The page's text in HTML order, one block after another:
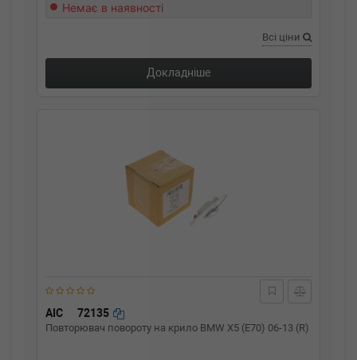
Немає в наявності
Всі ціни
Докладніше
AIC 72135
Повторювач повороту на крило BMW X5 (E70) 06-13 (R)